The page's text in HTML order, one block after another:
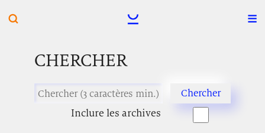
CHERCHER
Inclure les archives